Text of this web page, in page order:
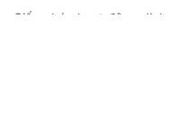
Giấy phép hoạt động dịch vụ